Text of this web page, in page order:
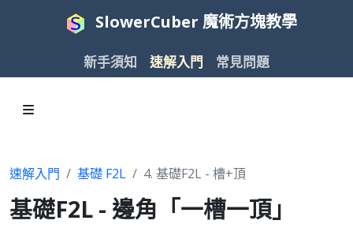
SlowerCuber 魔術方塊教學
新手須知 速解入門 常見問題
速解入門 基礎 F2L 4. 基礎F2L - 槽+頂
基礎F2L - 邊角「一槽一頂」